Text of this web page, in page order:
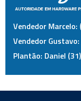
Vendedor
Vendedor
Plantão: Daniel